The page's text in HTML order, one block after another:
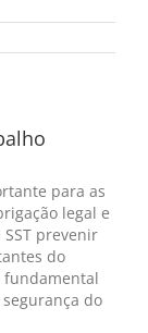
para as
legal e
prevenir
do
fundamental
do